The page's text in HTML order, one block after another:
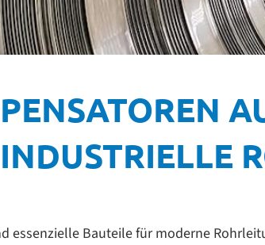
INDUSTRIELLE
essenzielle Bauteile für moderne